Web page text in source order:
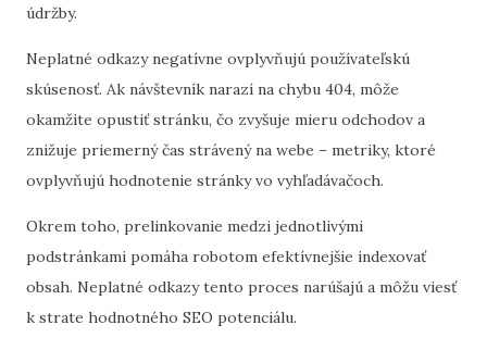
údržby.
Neplatné odkazy negatívne ovplyvňujú používateľskú
skúsenosť. Ak návštevník narazí na chybu 404, môže
okamžite opustiť stránku, čo zvyšuje mieru odchodov a
znižuje priemerný čas strávený na webe – metriky, ktoré
ovplyvňujú hodnotenie stránky vo vyhľadávačoch.
Okrem toho, prelinkovanie medzi jednotlivými
podstránkami pomáha robotom efektívnejšie indexovať
obsah. Neplatné odkazy tento proces narúšajú a môžu viesť
k strate hodnotného SEO potenciálu.